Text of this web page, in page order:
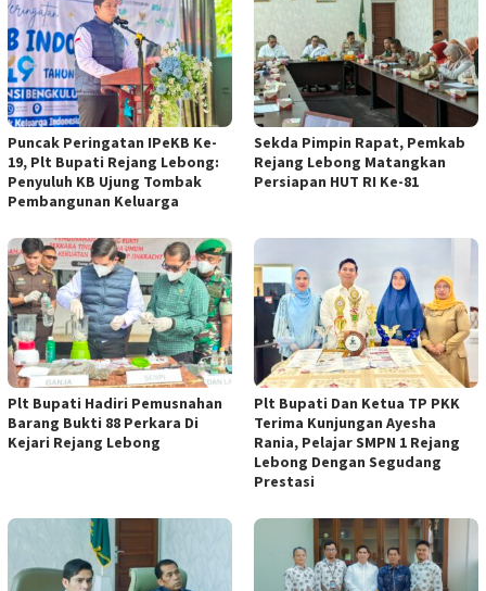
Puncak Peringatan IPeKB Ke-
19, Plt Bupati Rejang Lebong:
Penyuluh KB Ujung Tombak
Pembangunan Keluarga
Sekda Pimpin Rapat, Pemkab
Rejang Lebong Matangkan
Persiapan HUT RI Ke-81
Plt Bupati Hadiri Pemusnahan
Barang Bukti 88 Perkara Di
Kejari Rejang Lebong
Plt Bupati Dan Ketua TP PKK
Terima Kunjungan Ayesha
Rania, Pelajar SMPN 1 Rejang
Lebong Dengan Segudang
Prestasi